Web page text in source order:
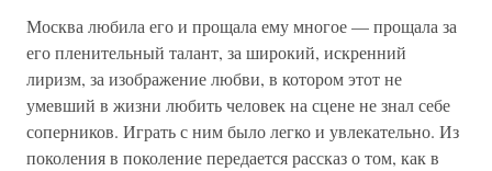
Москва любила его и прощала ему многое — прощала за
его пленительный талант, за широкий, искренний
лиризм, за изображение любви, в котором этот не
умевший в жизни любить человек на сцене не знал себе
соперников. Играть с ним было легко и увлекательно. Из
поколения в поколение передается рассказ о том, как в